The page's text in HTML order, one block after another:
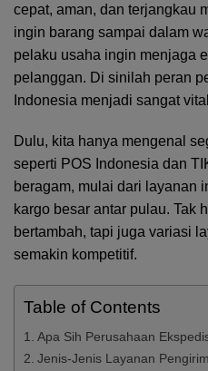
cepat, aman, dan terjangkau
ingin barang sampai dalam
pelaku usaha ingin menjaga
pelanggan. Di sinilah peran
Indonesia menjadi sangat
Dulu, kita hanya mengenal
seperti POS Indonesia dan
beragam, mulai dari layanan
kargo besar antar pulau. Tak
bertambah, tapi juga variasi
semakin kompetitif.
Table of Contents
Apa Sih Perusahaan
Jenis-Jenis Layanan